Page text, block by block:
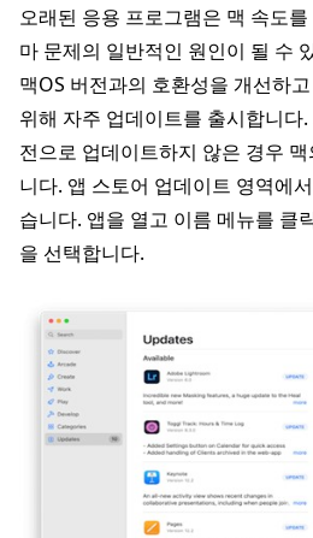
오래된 응용 프로그램은 맥 속도
마 문제의 일반적인 원인이 될 수
맥OS 버전과의 호환성을 개선하
위해 자주 업데이트를 출시합니다
전으로 업데이트하지 않은 경우
니다. 앱 스토어 업데이트 영역에
습니다. 앱을 열고 이름 메뉴를 클
을 선택합니다.